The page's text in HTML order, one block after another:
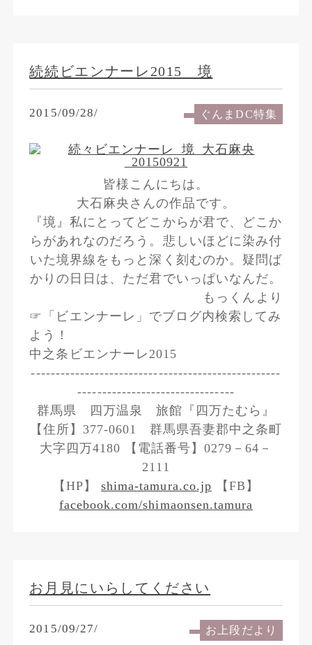
続続ビエンナーレ2015 境
2015/09/28/ ぐんまDC特集
皆様こんにちは。
大石麻央さんの作品です。
『境』私にとってどこからが君で、どこか
らがあれなのだろう。悲しいほどに染み付
いた境界線をもっと深く刻むのか。疑問ば
かりの日日は、ただ君でいっぱいなんだ。
もっくんより
☞「ビエンナーレ」でブログ内検索してみ
よう！
中之条ビエンナーレ2015
---------------------------------------------------
--------------------------------
群馬県 四万温泉 旅館『四万たむら』
【住所】377-0601 群馬県吾妻郡中之条町
大字四万4180 【電話番号】0279－64－
2111
【HP】shima-tamura.co.jp 【FB】
facebook.com/shimaonsen.tamura
お月見にいらしてください
2015/09/27/ お上段だより